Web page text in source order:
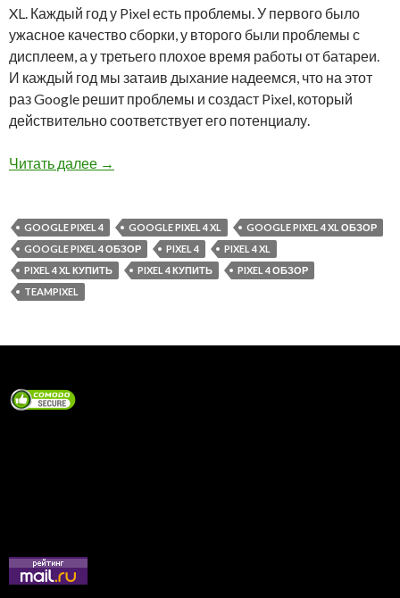
XL. Каждый год у Pixel есть проблемы. У первого было
ужасное качество сборки, у второго были проблемы с
дисплеем, а у третьего плохое время работы от батареи.
И каждый год мы затаив дыхание надеемся, что на этот
раз Google решит проблемы и создаст Pixel, который
действительно соответствует его потенциалу.
Читать далее Обзор Google Pixel 4 XL — уже на нашем
→
GOOGLE PIXEL 4 GOOGLE PIXEL 4 XL
GOOGLE PIXEL 4 XL ОБЗОР
GOOGLE PIXEL 4 ОБЗОР
PIXEL 4
PIXEL 4 XL
PIXEL 4 XL КУПИТЬ
PIXEL 4 КУПИТЬ
PIXEL 4 ОБЗОР
TEAMPIXEL